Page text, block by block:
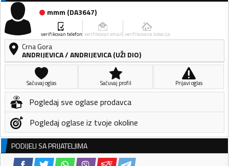
mmm (DA3647)
verifikovan telefon verifikovan email verifikovana lokacija
Crna Gora
ANDRIJEVICA/ANDRIJEVICA (UŽI DIO)
Sačuvaj oglas Sačuvaj profil Prijavi oglas
Pogledaj sve oglase prodavca
Pogledaj oglase iz tvoje okoline
PODIJELI SA PRIJATELJIMA